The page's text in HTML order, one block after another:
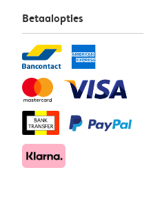
Betaalopties